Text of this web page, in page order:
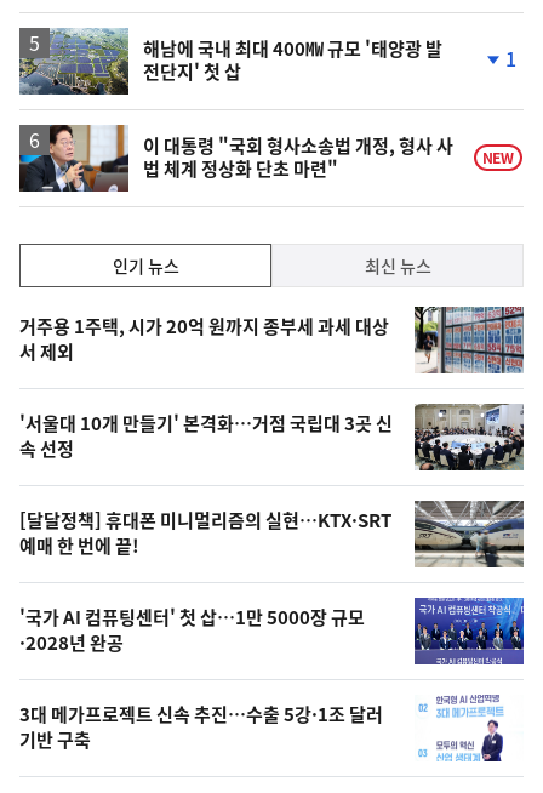
해남에 국내 최대 400㎿ 규모 '태양광 발
전단지' 첫 삽
하
락
1
이 대통령 "국회 형사소송법 개정, 형사 사
법 체계 정상화 단초 마련"
NEW
기,
최
신,
오
늘
의
영
상
오
의
사
진
인기 뉴스 최신 뉴스
기
뉴
스
거주용 1주택, 시가 20억 원까지 종부세 과세 대상
서 제외
'서울대 10개 만들기' 본격화…거점 국립대 3곳 신
속 선정
[달달정책] 휴대폰 미니멀리즘의 실현…KTX·SRT
예매 한 번에 끝!
'국가 AI 컴퓨팅센터' 첫 삽…1만 5000장 규모
·2028년 완공
3대 메가프로젝트 신속 추진…수출 5강·1조 달러
기반 구축